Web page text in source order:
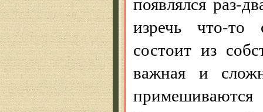
изречь что-то
состоит из
важная и